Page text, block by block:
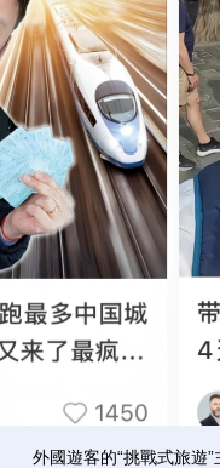
外國遊客的“挑戰式旅遊